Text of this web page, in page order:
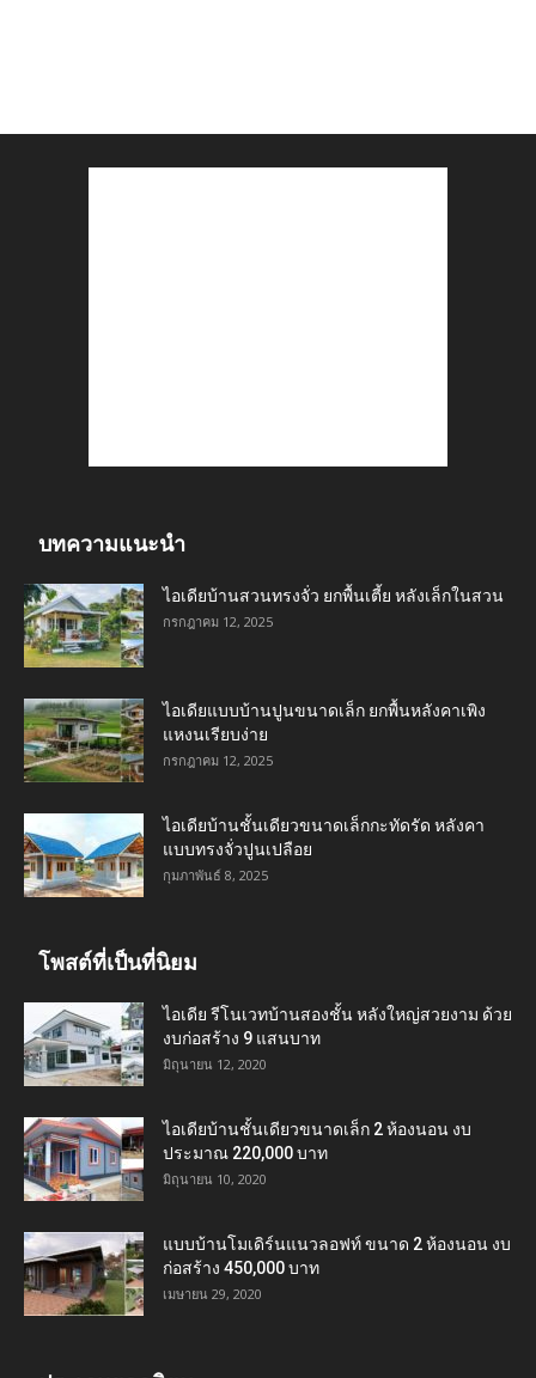
บทความแนะนำ
ไอเดียบ้านสวนทรงจั่ว ยกพื้นเตี้ย หลังเล็กในสวน
กรกฎาคม 12, 2025
ไอเดียแบบบ้านปูนขนาดเล็ก ยกพื้นหลังคาเพิง
แหงนเรียบง่าย
กรกฎาคม 12, 2025
ไอเดียบ้านชั้นเดียวขนาดเล็กกะทัดรัด หลังคา
แบบทรงจั่วปูนเปลือย
กุมภาพันธ์ 8, 2025
โพสต์ที่เป็นที่นิยม
ไอเดีย รีโนเวทบ้านสองชั้น หลังใหญ่สวยงาม ด้วย
งบก่อสร้าง 9 แสนบาท
มิถุนายน 12, 2020
ไอเดียบ้านชั้นเดียวขนาดเล็ก 2 ห้องนอน งบ
ประมาณ 220,000 บาท
มิถุนายน 10, 2020
แบบบ้านโมเดิร์นแนวลอฟท์ ขนาด 2 ห้องนอน งบ
ก่อสร้าง 450,000 บาท
เมษายน 29, 2020